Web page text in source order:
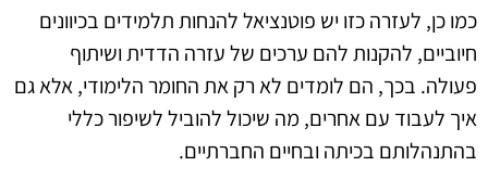
כמו כן, לעזרה כזו יש פוטנציאל להנחות תלמידים בכיוונים
חיוביים, להקנות להם ערכים של עזרה הדדית ושיתוף
פעולה. בכך, הם לומדים לא רק את החומר הלימודי, אלא גם
איך לעבוד עם אחרים, מה שיכול להוביל לשיפור כללי
בהתנהלותם בכיתה ובחיים החברתיים.